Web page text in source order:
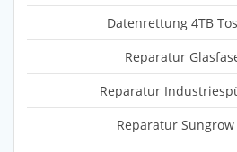
Datenrettung 4TB
Reparatur
Reparatur
Reparatur